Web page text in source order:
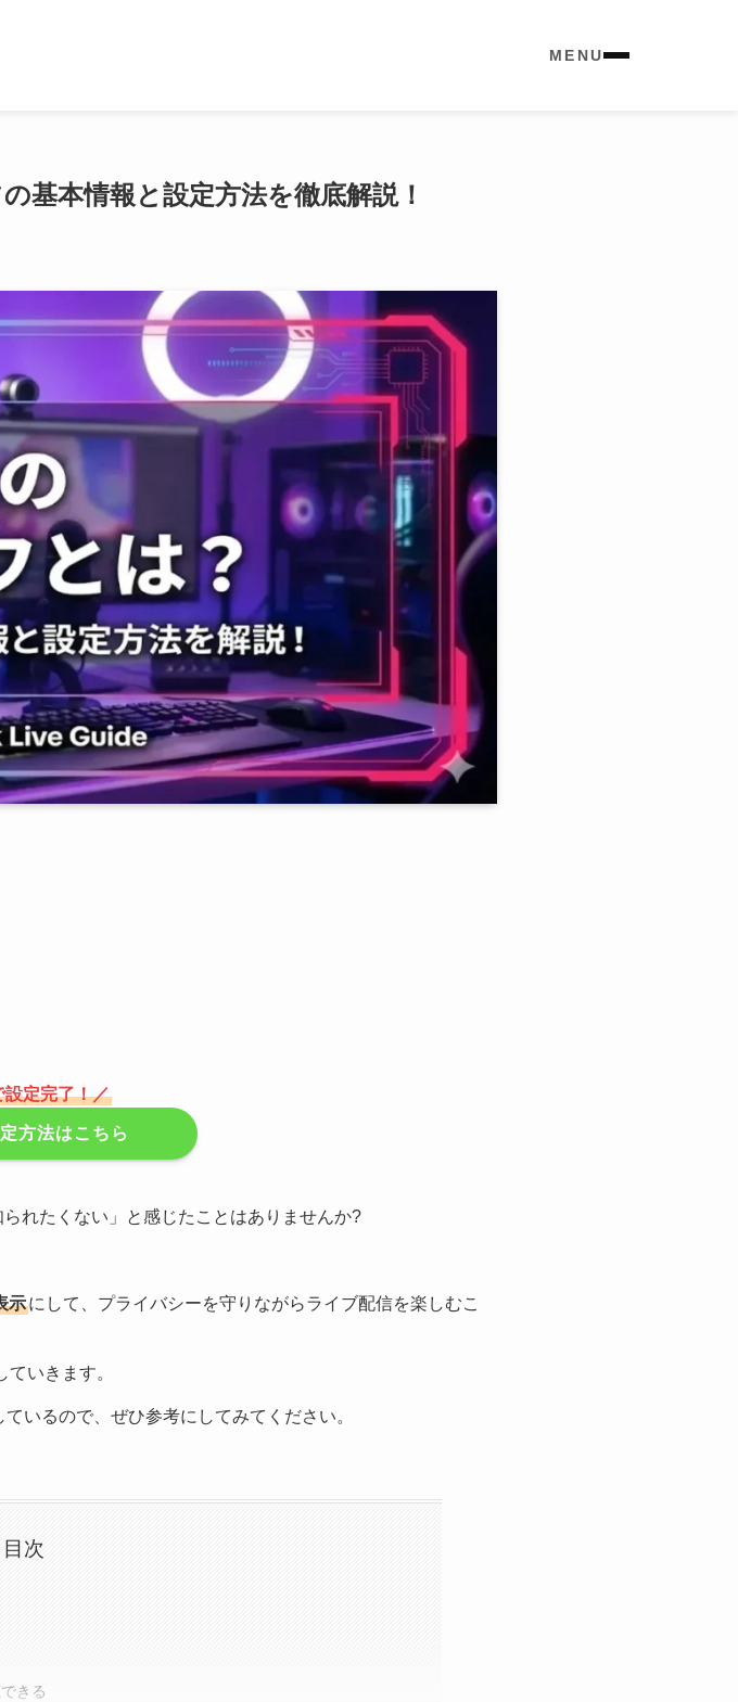
MENU
基本情報と設定方法を徹底解説！
定完了！／
方法はこちら
れたくない」と感じたことはありませんか?
示にして、プライバシーを守りながらライブ配信を楽しむこ
いきます。
いるので、ぜひ参考にしてみてください。
目次
きる